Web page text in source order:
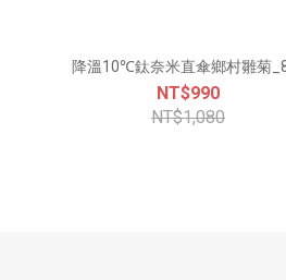
降溫10℃鈦奈米直傘鄉村雛菊
NT$990
NT$1,080